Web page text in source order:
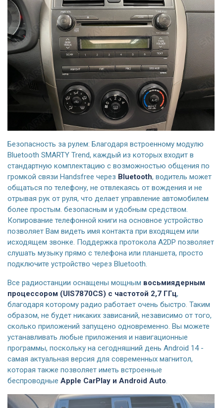
Безопасность за рулем: Благодаря встроенному модулю
Bluetooth SMARTY Trend, каждый из которых входит в
стандартную комплектацию с возможностью общения по
громкой связи Handsfree через Bluetooth, водитель может
общаться по телефону, не отвлекаясь от вождения и не
отрывая рук от руля, что делает управление автомобилем
более простым. безопасным и удобным средством.
Копирование телефонной книги на основное устройство
позволяет Вам видеть имя контакта при входящем или
исходящем звонке. Поддержка протокола A2DP позволяет
слушать музыку прямо с телефона или планшета, просто
подключите устройство через Bluetooth.
Все радиостанции оснащены мощным восьмиядерным
процессором (UIS7870CS) с частотой 2,7 ГГц,
благодаря которому радио работает очень быстро. Таким
образом, не будет никаких зависаний, независимо от того,
сколько приложений запущено одновременно. Вы можете
устанавливать любые приложения и навигационные
программы, поскольку на сегодняшний день Android 14 -
самая актуальная версия для современных магнитол,
которая также позволяет иметь встроенные
беспроводные Apple CarPlay и Android Auto.